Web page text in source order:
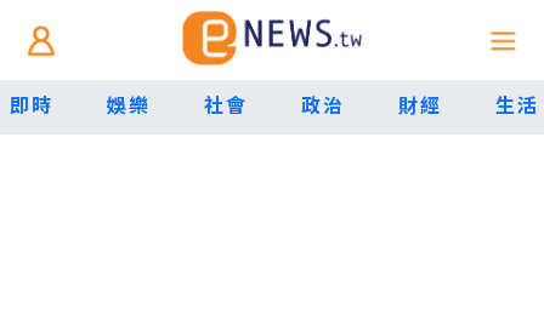
即時 娛樂 社會 政治 財經 生活